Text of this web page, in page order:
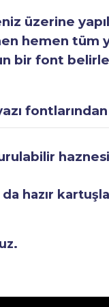
üzerine
hemen tüm
bir font
hazır